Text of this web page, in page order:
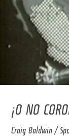
¡O NO
Craig Baldwin /